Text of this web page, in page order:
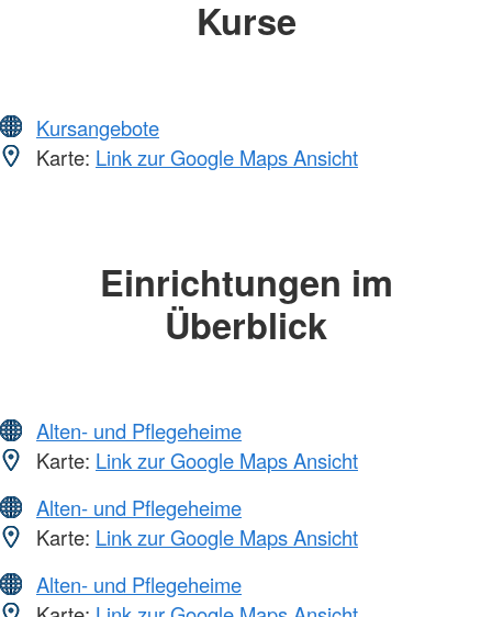
Kurse
Kursangebote
Karte: Link zur Google Maps Ansicht
Einrichtungen im
Überblick
Alten- und Pflegeheime
Karte: Link zur Google Maps Ansicht
Alten- und Pflegeheime
Karte: Link zur Google Maps Ansicht
Alten- und Pflegeheime